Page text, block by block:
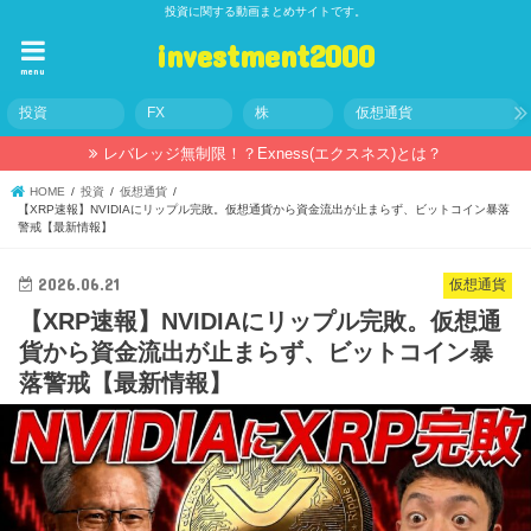
投資に関する動画まとめサイトです。
investment2000
menu
投資 FX 株 仮想通貨
レバレッジ無制限！？Exness(エクスネス)とは？
HOME 投資
仮想通貨
【XRP速報】NVIDIAにリップル完敗。仮想通貨から資金流出が止まらず、ビットコイン暴落
警戒【最新情報】
仮想通貨
2026.06.21
【XRP速報】NVIDIAにリップル完敗。仮想通
貨から資金流出が止まらず、ビットコイン暴
落警戒【最新情報】